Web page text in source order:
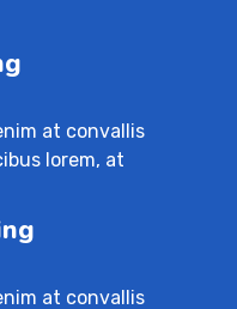
at convallis
lorem, at
at convallis